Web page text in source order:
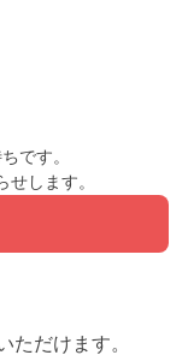
です。
します。
ただけます。